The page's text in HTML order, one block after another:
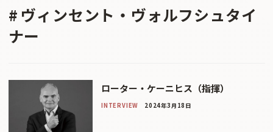
ヴィンセント・ヴォルフシュタイ
ナー
ローター・ケーニヒス（指揮）
INTERVIEW 2024年3月18日